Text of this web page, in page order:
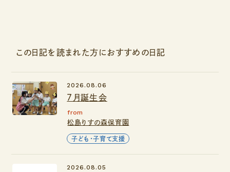
この日記を読まれた方におすすめの日記
７月誕生会
2026.08.06
from
松島りすの森保育園
子ども・子育て支援
2026.08.05